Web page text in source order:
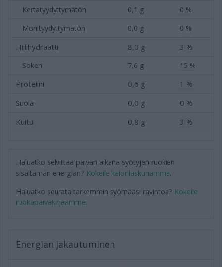
Kertatyydyttymätön
0,1 g
0 %
Monityydyttymätön
0,0 g 0 %
Hiilihydraatti 8,0 g 3 %
Sokeri 7,6 g 15 %
Proteiini 0,6 g
1 %
Suola
0,0 g
0 %
Kuitu
0,8 g 3 %
Haluatko selvittää päivän aikana syötyjen ruokien
sisältämän energian? Kokeile kalorilaskuriamme.
Haluatko seurata tarkemmin syömääsi ravintoa? Kokeile
ruokapäiväkirjaamme.
Energian jakautuminen